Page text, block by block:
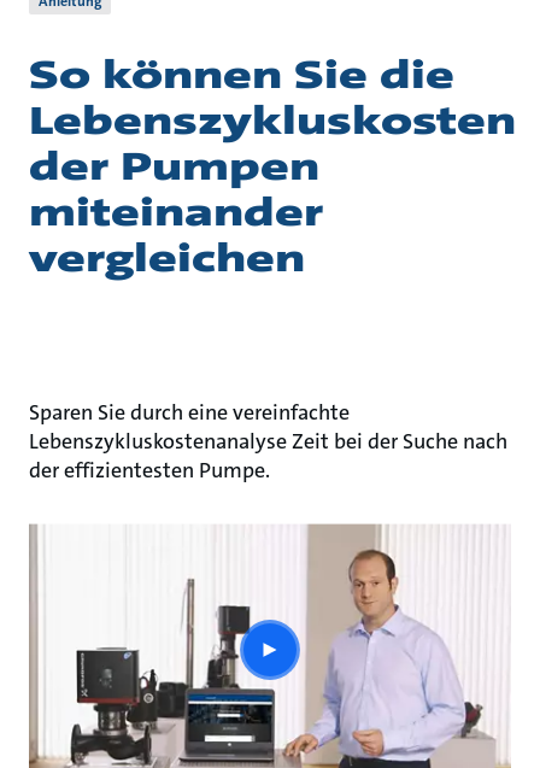
So können Sie die
Lebenszykluskosten
der Pumpen
miteinander
vergleichen
Sparen Sie durch eine vereinfachte
Lebenszykluskostenanalyse Zeit bei der Suche nach
der effizientesten Pumpe.
play
button